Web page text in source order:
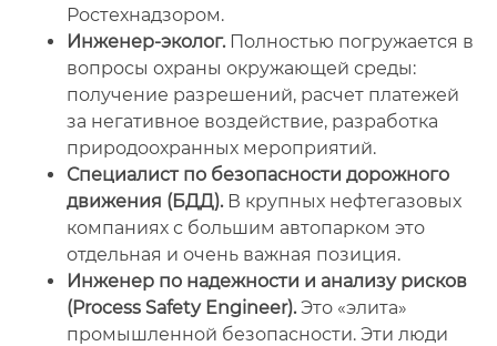
Ростехнадзором.
Инженер-эколог.Полностью погружается в
вопросы охраны окружающей среды:
получение разрешений, расчет платежей
за негативное воздействие, разработка
природоохранных мероприятий.
Специалист по безопасности дорожного
движения (БДД).В крупных нефтегазовых
компаниях с большим автопарком это
отдельная и очень важная позиция.
Инженер по надежности и анализу рисков
(Process Safety Engineer).Это «элита»
промышленной безопасности. Эти люди